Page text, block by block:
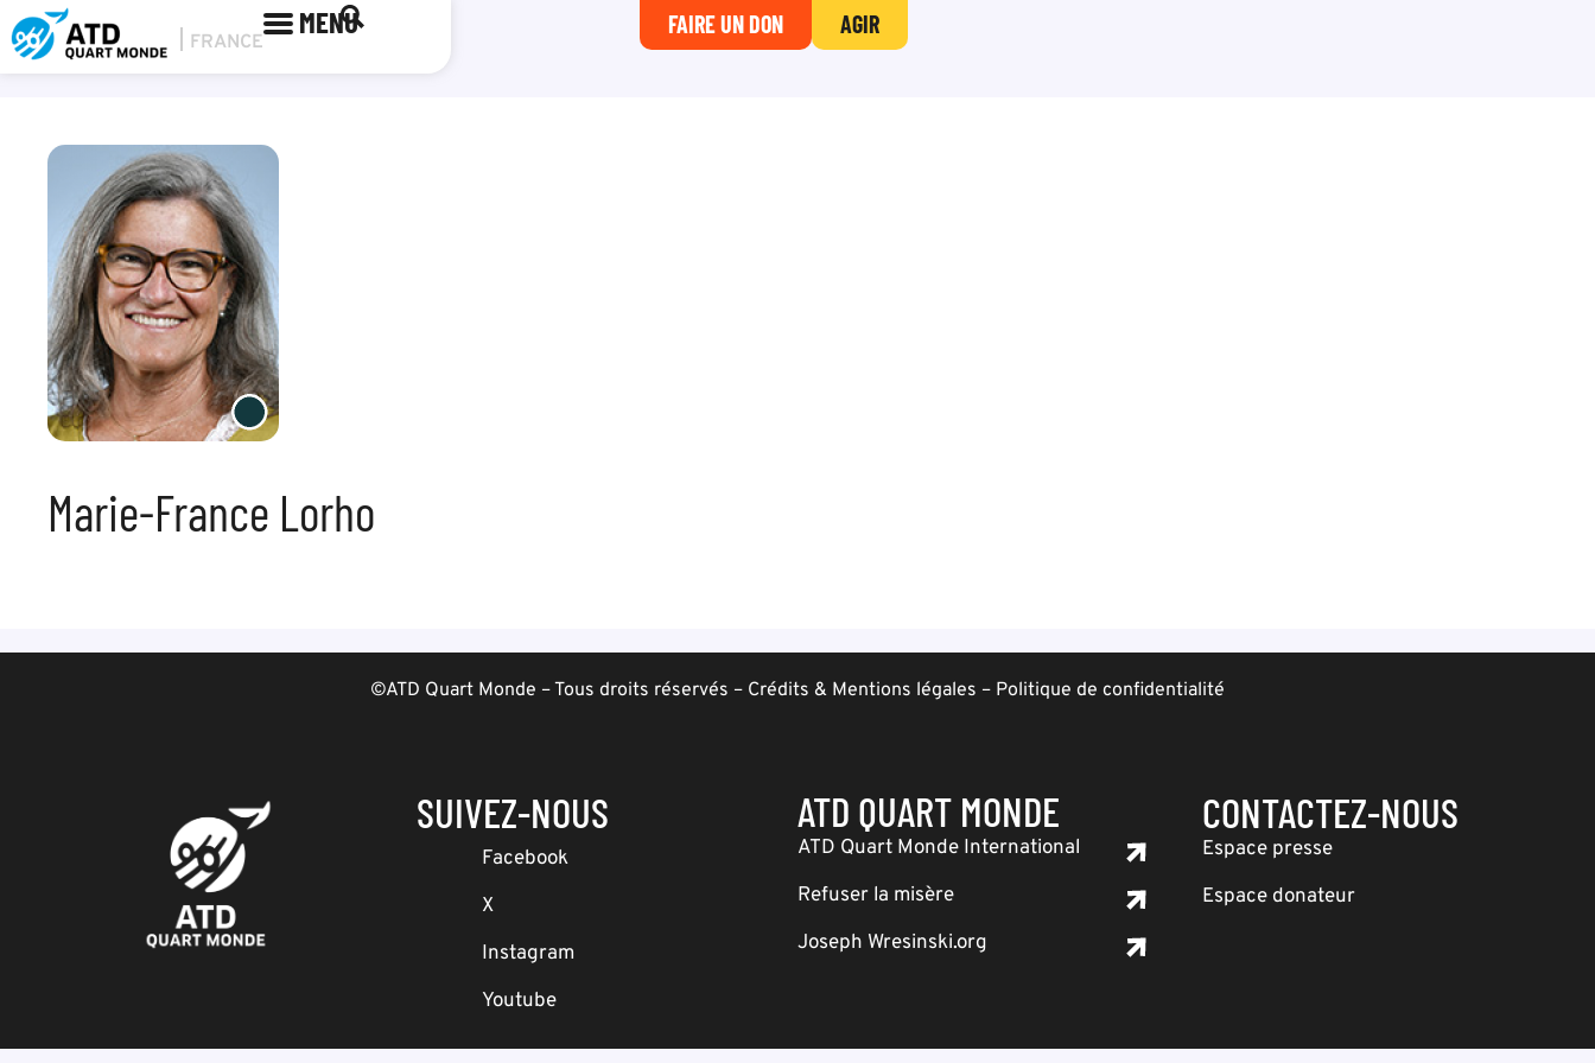
MENU FAIRE UN DON AGIR
Marie-France Lorho
©ATD Quart Monde – Tous droits réservés – Crédits & Mentions légales – Politique de confidentialité
SUIVEZ-NOUS
Facebook
X
Instagram
Youtube
ATD QUART MONDE
ATD Quart Monde International
Refuser la misère
Joseph Wresinski.org
CONTACTEZ-NOUS
Espace presse
Espace donateur